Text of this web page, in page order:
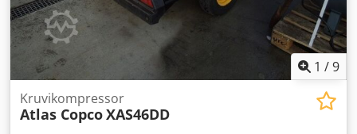
1 /9
Kruvikompressor
Atlas CopcoXAS46DD